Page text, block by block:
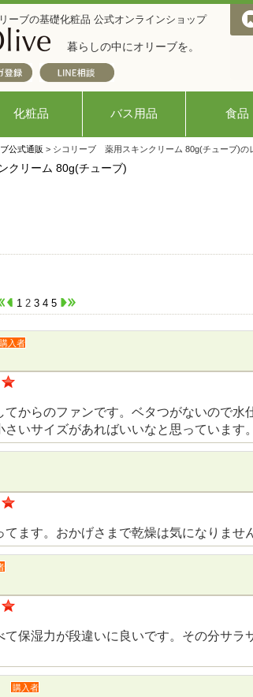
ーブの基礎化粧品 公式オンラインショップ
暮らしの中にオリーブを。
化粧品 バス用品 食品
公式通販 > シコリーブ 薬用スキンクリーム 80g(チューブ)の
クリーム 80g(チューブ)
1 2 3 4 5
購入者
てからのファンです。ベタつがないので
いサイズがあればいいなと思っています。
ます。おかげさまで乾燥は気になりませ
て保湿力が段違いに良いです。その分サ
購入者